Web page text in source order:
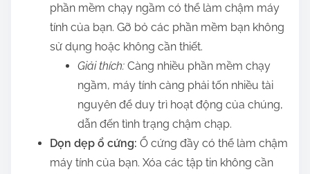
phần mềm chạy ngầm có thể làm chậm máy
tính của bạn. Gỡ bỏ các phần mềm bạn không
sử dụng hoặc không cần thiết.
Giải thích: Càng nhiều phần mềm chạy
ngầm, máy tính càng phải tốn nhiều tài
nguyên để duy trì hoạt động của chúng,
dẫn đến tình trạng chậm chạp.
Dọn dẹp ổ cứng: Ổ cứng đầy có thể làm chậm
máy tính của bạn. Xóa các tập tin không cần